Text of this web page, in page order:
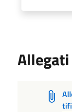
Allegati